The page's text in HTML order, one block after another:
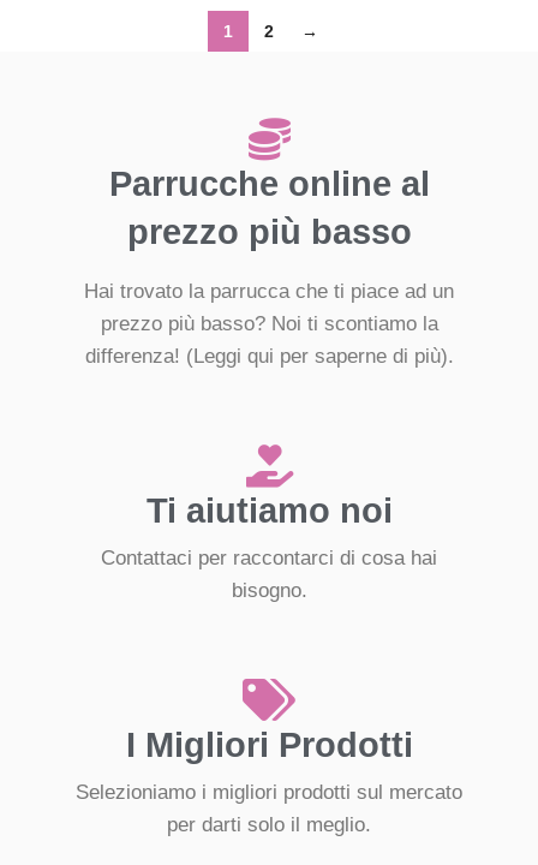
1 2 →
Parrucche online al
prezzo più basso
Hai trovato la parrucca che ti piace ad un
prezzo più basso? Noi ti scontiamo la
differenza! (Leggi qui per saperne di più).
Ti aiutiamo noi
Contattaci per raccontarci di cosa hai
bisogno.
I Migliori Prodotti
Selezioniamo i migliori prodotti sul mercato
per darti solo il meglio.